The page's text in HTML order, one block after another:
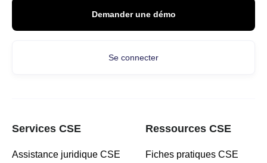
Demander une démo
Se connecter
Services CSE
Assistance juridique CSE
Ressources CSE
Fiches pratiques CSE